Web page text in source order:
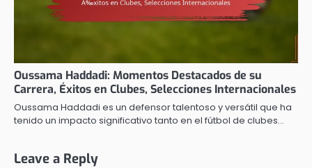
Oussama Haddadi: Momentos Destacados de su
Carrera, Éxitos en Clubes, Selecciones Internacionales
Oussama Haddadi es un defensor talentoso y versátil que ha
tenido un impacto significativo tanto en el fútbol de clubes…
Leave a Reply